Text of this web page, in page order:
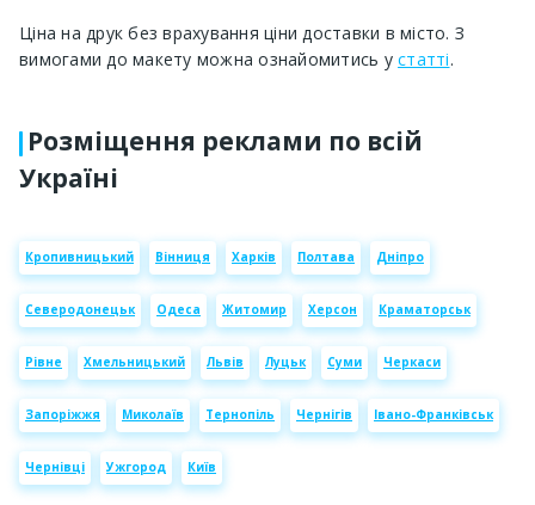
Ціна на друк без врахування ціни доставки в місто. З
вимогами до макету можна ознайомитись у статті.
Розміщення реклами по всій
Україні
Кропивницький Вінниця Харків Полтава Дніпро
Северодонецьк Одеса Житомир Херсон Краматорськ
Рівне Хмельницький Львів Луцьк Суми Черкаси
Запоріжжя Миколаїв Тернопіль Чернігів Івано-Франківськ
Чернівці Ужгород Київ